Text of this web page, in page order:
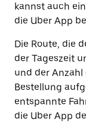
kannst auch
die Uber App
Die Route, die
der Tageszeit
und der Anzahl
Bestellung
entspannte
die Uber App